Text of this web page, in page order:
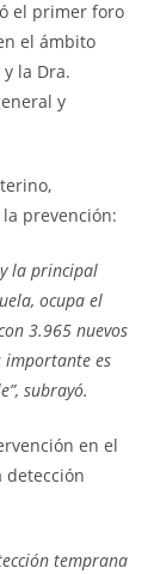
el primer foro
el ámbito
la Dra.
y
prevención:
y la principal
ocupa el
3.965 nuevos
importante es
subrayó.
en el
detección
temprana